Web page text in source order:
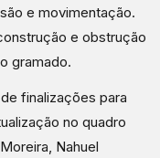
e movimentação.
e obstrução
gramado.
finalizações para
no quadro
Nahuel